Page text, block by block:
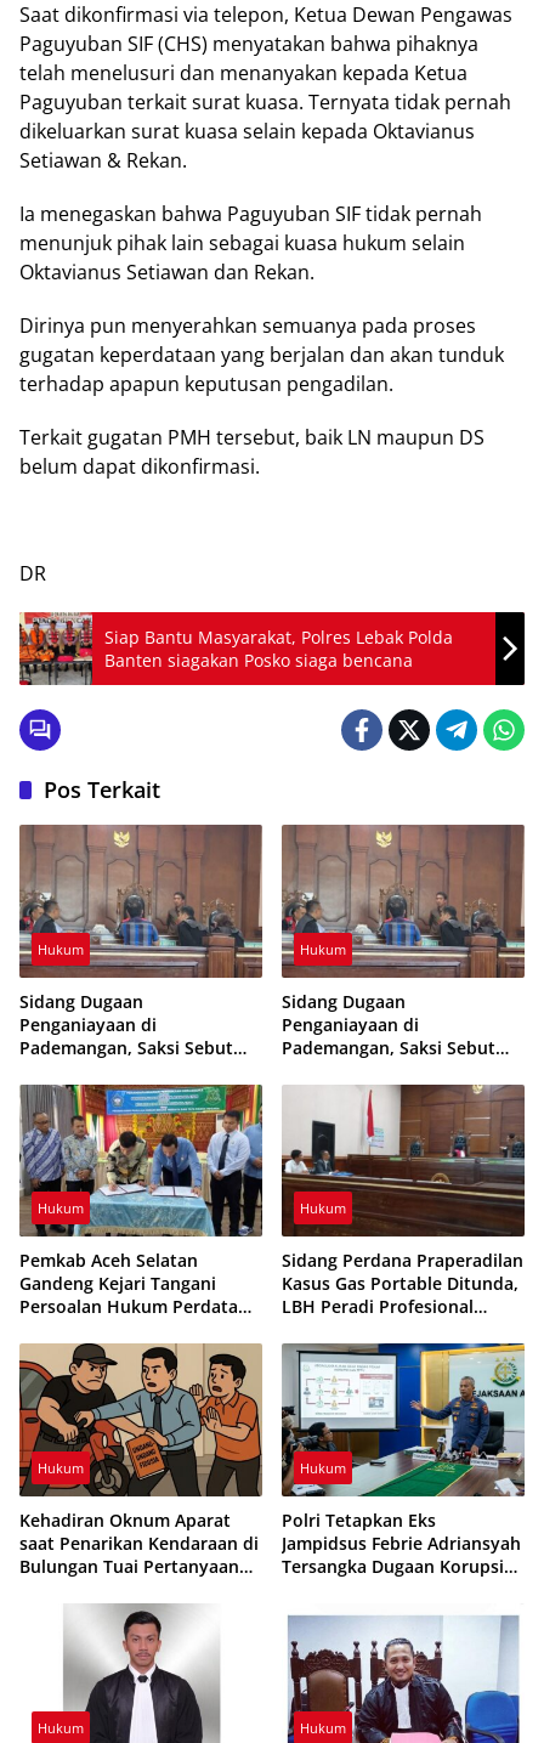
Saat dikonfirmasi via telepon, Ketua Dewan Pengawas
Paguyuban SIF (CHS) menyatakan bahwa pihaknya
telah menelusuri dan menanyakan kepada Ketua
Paguyuban terkait surat kuasa. Ternyata tidak pernah
dikeluarkan surat kuasa selain kepada Oktavianus
Setiawan & Rekan.
Ia menegaskan bahwa Paguyuban SIF tidak pernah
menunjuk pihak lain sebagai kuasa hukum selain
Oktavianus Setiawan dan Rekan.
Dirinya pun menyerahkan semuanya pada proses
gugatan keperdataan yang berjalan dan akan tunduk
terhadap apapun keputusan pengadilan.
Terkait gugatan PMH tersebut, baik LN maupun DS
belum dapat dikonfirmasi.
DR
Siap Bantu Masyarakat, Polres Lebak Polda
Banten siagakan Posko siaga bencana
Pos Terkait
Hukum
Sidang Dugaan
Penganiayaan di
Pademangan, Saksi Sebut
Empat Kali
Hukum
Sidang Dugaan
Penganiayaan di
Pademangan, Saksi Sebut
Empat Kali
Hukum
Pemkab Aceh Selatan
Gandeng Kejari Tangani
Persoalan Hukum Perdata
Hukum
Sidang Perdana Praperadilan
Kasus Gas Portable Ditunda,
LBH Peradi Profesional
Gabriel Sihombing
Dibatalkan
Hukum
Kehadiran Oknum Aparat
saat Penarikan Kendaraan di
Bulungan Tuai Pertanyaan
Hukum
Polri Tetapkan Eks
Jampidsus Febrie Adriansyah
Tersangka Dugaan Korupsi
Bentuk Panja
Hukum Hukum